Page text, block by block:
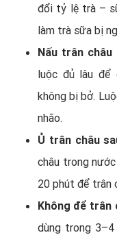
đổi tỷ lệ trà –
làm trà sữa bị
Nấu trân
luộc đủ lâu để
không bị bở.
nhão.
Ủ trân châu
châu trong
20 phút để trân
Không để trân
dùng trong